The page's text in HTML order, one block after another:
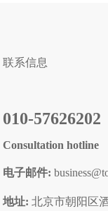
联系信息
010-57626202
Consultation hotline
电子邮件:
地址: 北京市朝阳区